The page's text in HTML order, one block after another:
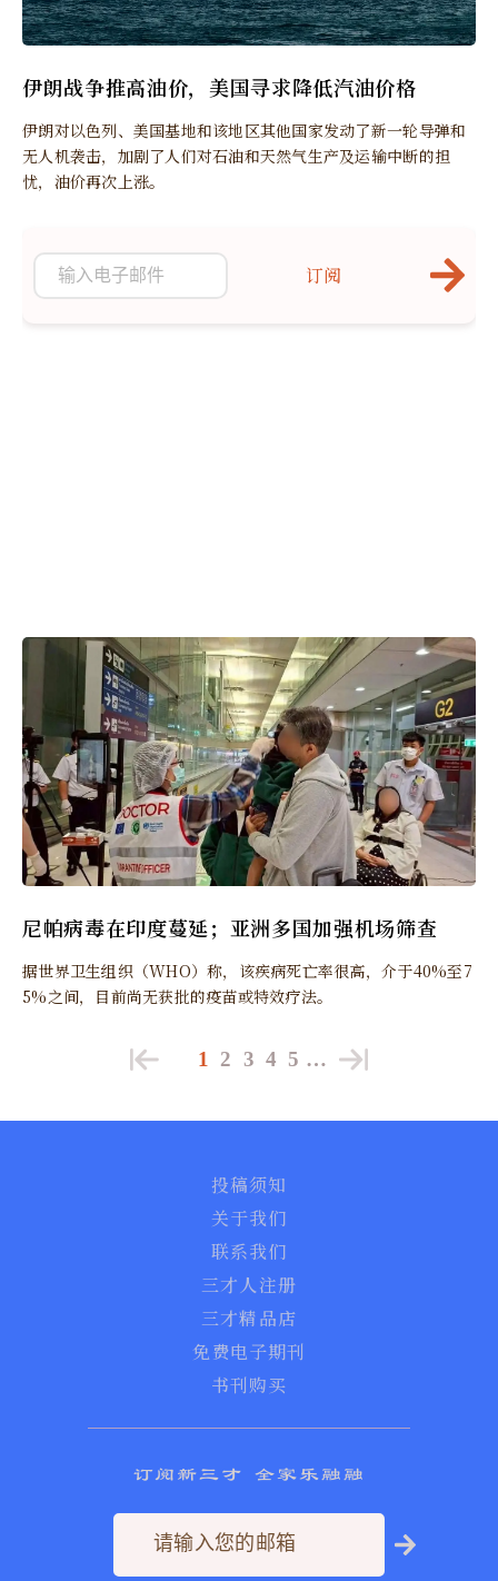
伊朗战争推高油价，美国寻求降低汽油价格
伊朗对以色列、美国基地和该地区其他国家发动了新一轮导弹和
无人机袭击，加剧了人们对石油和天然气生产及运输中断的担
忧，油价再次上涨。
尼帕病毒在印度蔓延；亚洲多国加强机场筛查
据世界卫生组织（WHO）称，该疾病死亡率很高，介于40%至7
5%之间，目前尚无获批的疫苗或特效疗法。
订阅
1 2 3 4 5 …
投稿须知
关于我们
联系我们
三才人注册
三才精品店
免费电子期刊
书刊购买
订阅新三才 全家乐融融